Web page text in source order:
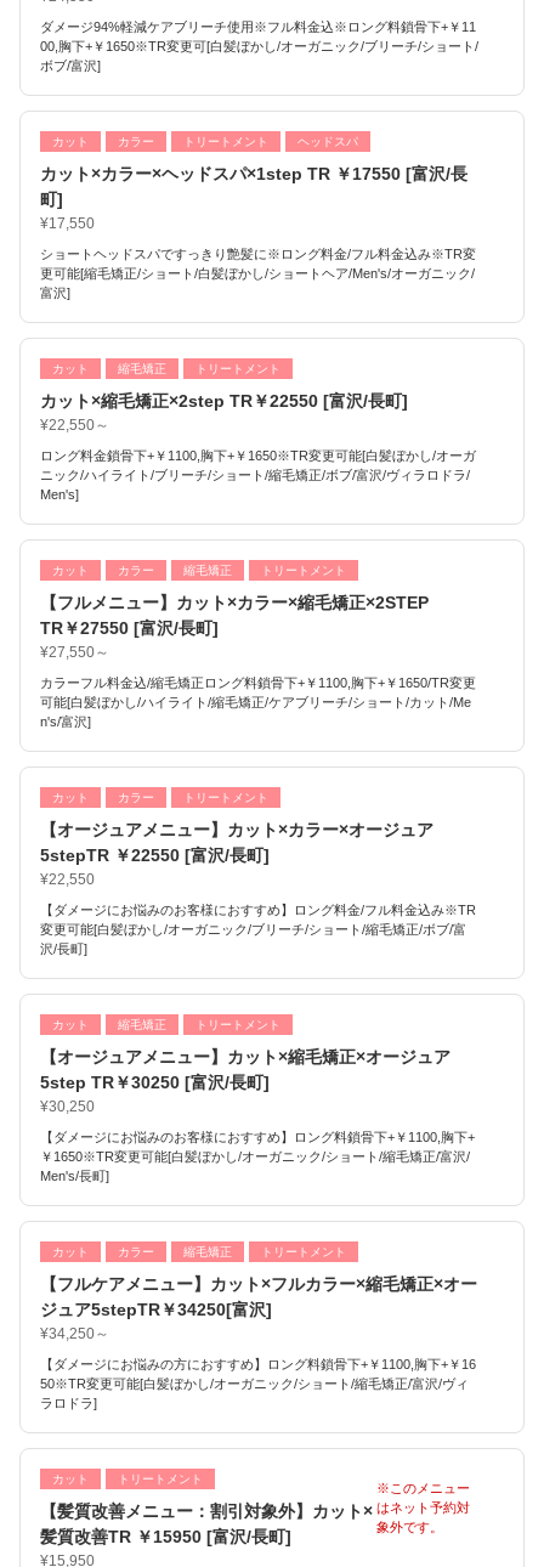
ダメージ94%軽減ケアブリーチ使用※フル料金込※ロング料鎖骨下+￥11
00,胸下+￥1650※TR変更可[白髪ぼかし/オーガニック/ブリーチ/ショート/
ボブ/富沢]
カット カラー トリートメント ヘッドスパ
カット×カラー×ヘッドスパ×1step TR ￥17550 [富沢/長
町]
¥17,550
ショートヘッドスパですっきり艶髪に※ロング料金/フル料金込み※TR変
更可能[縮毛矯正/ショート/白髪ぼかし/ショートヘア/Men's/オーガニック/
富沢]
カット 縮毛矯正 トリートメント
カット×縮毛矯正×2step TR￥22550 [富沢/長町]
¥22,550～
ロング料金鎖骨下+￥1100,胸下+￥1650※TR変更可能[白髪ぼかし/オーガ
ニック/ハイライト/ブリーチ/ショート/縮毛矯正/ボブ/富沢/ヴィラロドラ/
Men's]
カット カラー 縮毛矯正 トリートメント
【フルメニュー】カット×カラー×縮毛矯正×2STEP
TR￥27550 [富沢/長町]
¥27,550～
カラーフル料金込/縮毛矯正ロング料鎖骨下+￥1100,胸下+￥1650/TR変更
可能[白髪ぼかし/ハイライト/縮毛矯正/ケアブリーチ/ショート/カット/Me
n's/富沢]
カット カラー トリートメント
【オージュアメニュー】カット×カラー×オージュア
5stepTR ￥22550 [富沢/長町]
¥22,550
【ダメージにお悩みのお客様におすすめ】ロング料金/フル料金込み※TR
変更可能[白髪ぼかし/オーガニック/ブリーチ/ショート/縮毛矯正/ボブ/富
沢/長町]
カット 縮毛矯正 トリートメント
【オージュアメニュー】カット×縮毛矯正×オージュア
5step TR￥30250 [富沢/長町]
¥30,250
【ダメージにお悩みのお客様におすすめ】ロング料鎖骨下+￥1100,胸下+
￥1650※TR変更可能[白髪ぼかし/オーガニック/ショート/縮毛矯正/富沢/
Men's/長町]
カット カラー 縮毛矯正 トリートメント
【フルケアメニュー】カット×フルカラー×縮毛矯正×オー
ジュア5stepTR￥34250[富沢]
¥34,250～
【ダメージにお悩みの方におすすめ】ロング料鎖骨下+￥1100,胸下+￥16
50※TR変更可能[白髪ぼかし/オーガニック/ショート/縮毛矯正/富沢/ヴィ
ラロドラ]
カット トリートメント
【髪質改善メニュー：割引対象外】カット×
髪質改善TR ￥15950 [富沢/長町]
¥15,950
※このメニュー
はネット予約対
象外です。